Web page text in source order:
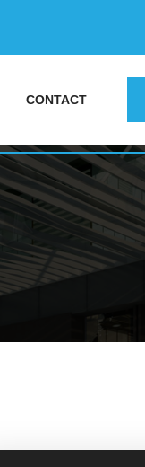
CONTACT